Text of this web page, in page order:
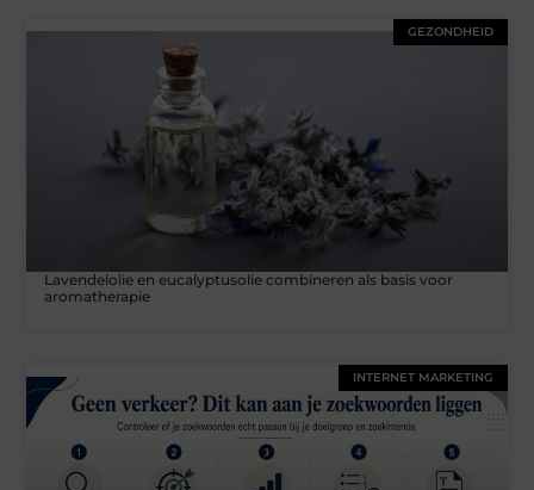
GEZONDHEID
Lavendelolie en eucalyptusolie combineren als basis voor
aromatherapie
INTERNET MARKETING